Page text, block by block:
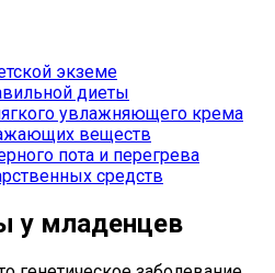
экземе
диеты
увлажняющего крема
веществ
пота и перегрева
средств
у младенцев